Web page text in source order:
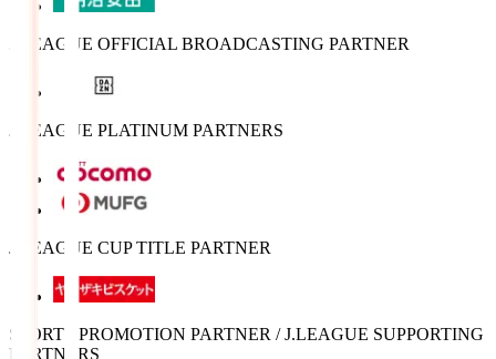
J.LEAGUE OFFICIAL BROADCASTING PARTNER
J.LEAGUE PLATINUM PARTNERS
J.LEAGUE CUP TITLE PARTNER
SPORTS PROMOTION PARTNER / J.LEAGUE SUPPORTING
PARTNERS